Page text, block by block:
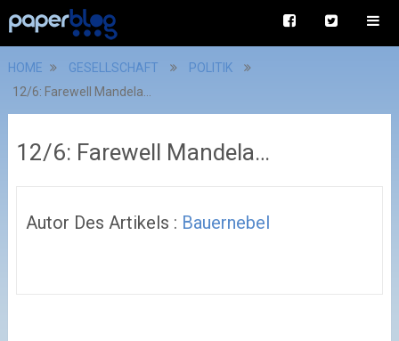
HOME GESELLSCHAFT
POLITIK
12/6: Farewell Mandela…
12/6: Farewell Mandela…
Autor Des Artikels : Bauernebel